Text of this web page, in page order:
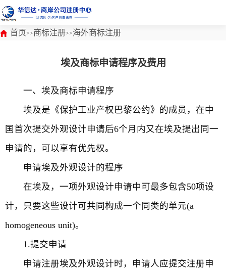
首页>>商标注册>>海外商标注册
埃及商标申请程序及费用
一、埃及商标申请程序
埃及是《保护工业产权巴黎公约》的成员，在中
国首次提交外观设计申请后6个月内又在埃及提出同一
申请的，可以享有优先权。
申请埃及外观设计的程序
在埃及，一项外观设计申请中可最多包含50项设
计，只要这些设计可共同构成一个同类的单元(a
homogeneous unit)。
1.提交申请
申请注册埃及外观设计时，申请人应提交注册申